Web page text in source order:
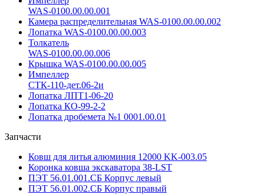
WAS-0100.00.00.001
Камера распределительная WAS-0100.00.00.002
Лопатка WAS-0100.00.00.003
Толкатель
WAS-0100.00.00.006
Крышка WAS-0100.00.00.005
Импеллер
СТК-110-дет.06-2и
Лопатка ЛПТ1-06-20
Лопатка КО-99-2-2
Лопатка дробемета №1 0001.00.01
Запчасти
Ковш для литья алюминия 12000 KK-003.05
Коронка ковша экскаватора 38-LST
ПЭТ 56.01.001.СБ Корпус левый
ПЭТ 56.01.002.СБ Корпус правый